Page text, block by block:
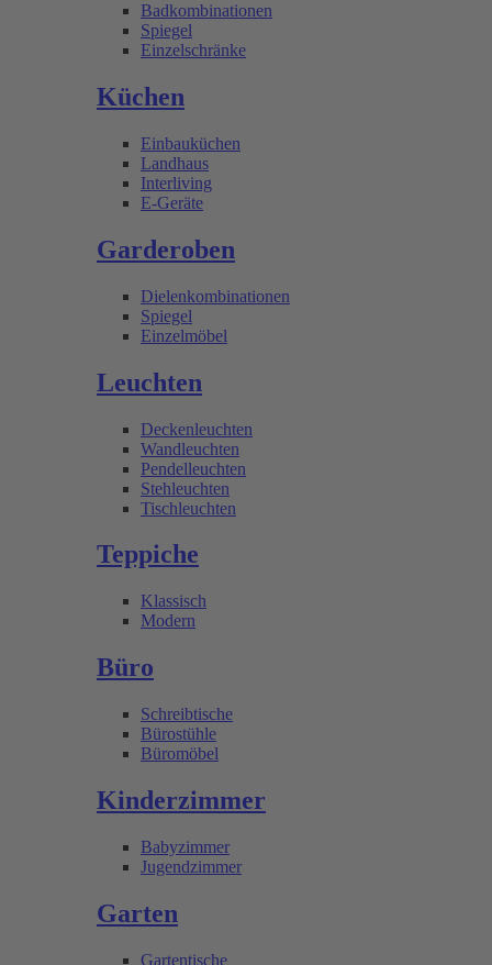
Badkombinationen
Spiegel
Einzelschränke
Küchen
Einbauküchen
Landhaus
Interliving
E-Geräte
Garderoben
Dielenkombinationen
Spiegel
Einzelmöbel
Leuchten
Deckenleuchten
Wandleuchten
Pendelleuchten
Stehleuchten
Tischleuchten
Teppiche
Klassisch
Modern
Büro
Schreibtische
Bürostühle
Büromöbel
Kinderzimmer
Babyzimmer
Jugendzimmer
Garten
Gartentische